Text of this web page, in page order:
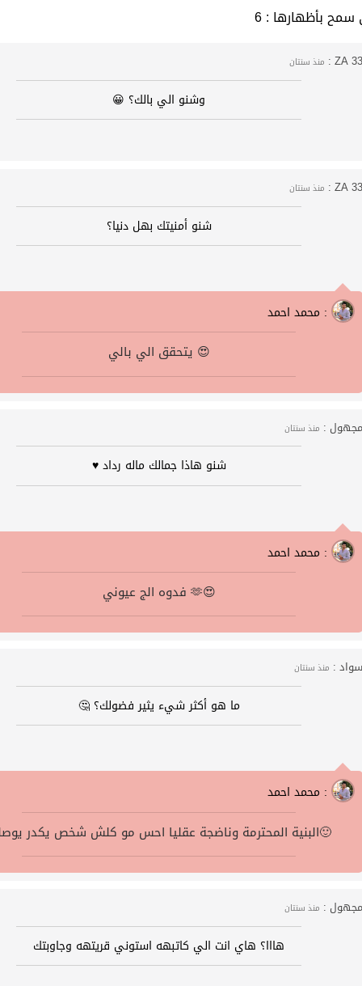
سمح بأظهارها
ZA 33 : منذ سنتان
وشنو الي بالك؟ 😀
ZA 33 : منذ سنتان
شنو أمنيتك بهل دنيا؟
محمد احمد :
يتحقق الي بالي 😍
مجهول : منذ سنتان
شنو هاذا جمالك ماله رداد ♥
محمد احمد :
فدوه الج عيوني 🫶😍
سواد : منذ سنتان
ما هو أكثر شيء يثير فضولك؟ 🤔
محمد احمد :
البنية المحترمة وناضجة عقليا احس مو كلش شخص يكدر يوصلله🙂
مجهول : منذ سنتان
هااا؟ هاي انت الي كاتبهه استوني قريتهه وجاوبتك